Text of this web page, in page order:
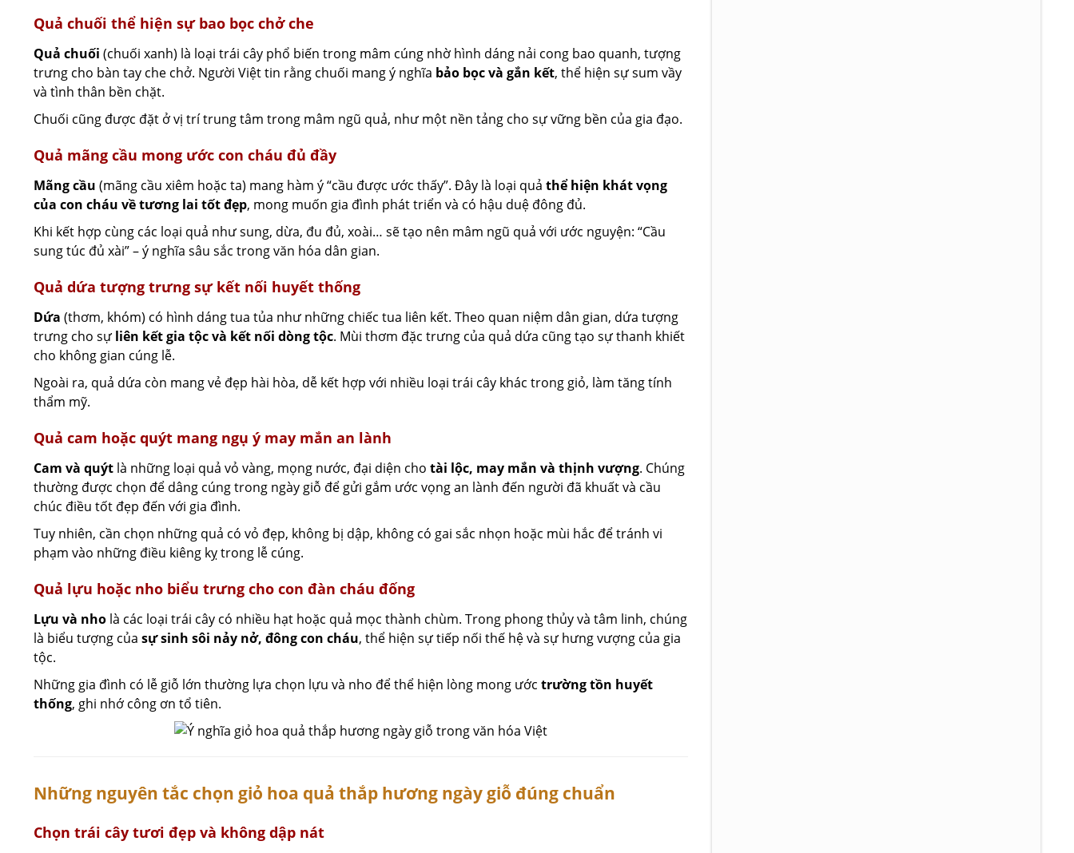
Quả chuối thể hiện sự bao bọc chở che
Quả chuối (chuối xanh) là loại trái cây phổ biến trong mâm cúng nhờ hình dáng nải cong bao quanh, tượng
trưng cho bàn tay che chở. Người Việt tin rằng chuối mang ý nghĩa bảo bọc và gắn kết, thể hiện sự sum vầy
và tình thân bền chặt.
Chuối cũng được đặt ở vị trí trung tâm trong mâm ngũ quả, như một nền tảng cho sự vững bền của gia đạo.
Quả mãng cầu mong ước con cháu đủ đầy
Mãng cầu (mãng cầu xiêm hoặc ta) mang hàm ý “cầu được ước thấy”. Đây là loại quả thể hiện khát vọng
của con cháu về tương lai tốt đẹp, mong muốn gia đình phát triển và có hậu duệ đông đủ.
Khi kết hợp cùng các loại quả như sung, dừa, đu đủ, xoài… sẽ tạo nên mâm ngũ quả với ước nguyện: “Cầu
sung túc đủ xài” – ý nghĩa sâu sắc trong văn hóa dân gian.
Quả dứa tượng trưng sự kết nối huyết thống
Dứa (thơm, khóm) có hình dáng tua tủa như những chiếc tua liên kết. Theo quan niệm dân gian, dứa tượng
trưng cho sự liên kết gia tộc và kết nối dòng tộc. Mùi thơm đặc trưng của quả dứa cũng tạo sự thanh khiết
cho không gian cúng lễ.
Ngoài ra, quả dứa còn mang vẻ đẹp hài hòa, dễ kết hợp với nhiều loại trái cây khác trong giỏ, làm tăng tính
thẩm mỹ.
Quả cam hoặc quýt mang ngụ ý may mắn an lành
Cam và quýt là những loại quả vỏ vàng, mọng nước, đại diện cho tài lộc, may mắn và thịnh vượng. Chúng
thường được chọn để dâng cúng trong ngày giỗ để gửi gắm ước vọng an lành đến người đã khuất và cầu
chúc điều tốt đẹp đến với gia đình.
Tuy nhiên, cần chọn những quả có vỏ đẹp, không bị dập, không có gai sắc nhọn hoặc mùi hắc để tránh vi
phạm vào những điều kiêng kỵ trong lễ cúng.
Quả lựu hoặc nho biểu trưng cho con đàn cháu đống
Lựu và nho là các loại trái cây có nhiều hạt hoặc quả mọc thành chùm. Trong phong thủy và tâm linh, chúng
là biểu tượng của sự sinh sôi nảy nở, đông con cháu, thể hiện sự tiếp nối thế hệ và sự hưng vượng của gia
tộc.
Những gia đình có lễ giỗ lớn thường lựa chọn lựu và nho để thể hiện lòng mong ước trường tồn huyết
thống, ghi nhớ công ơn tổ tiên.
Những nguyên tắc chọn giỏ hoa quả thắp hương ngày giỗ đúng chuẩn
Chọn trái cây tươi đẹp và không dập nát